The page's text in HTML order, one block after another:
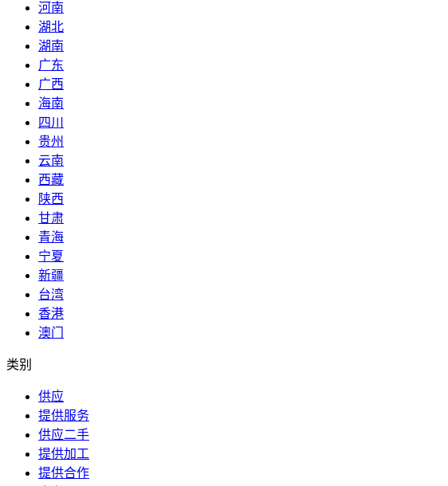
河南
湖北
湖南
广东
广西
海南
四川
贵州
云南
西藏
陕西
甘肃
青海
宁夏
新疆
台湾
香港
澳门
类别
供应
提供服务
供应二手
提供加工
提供合作